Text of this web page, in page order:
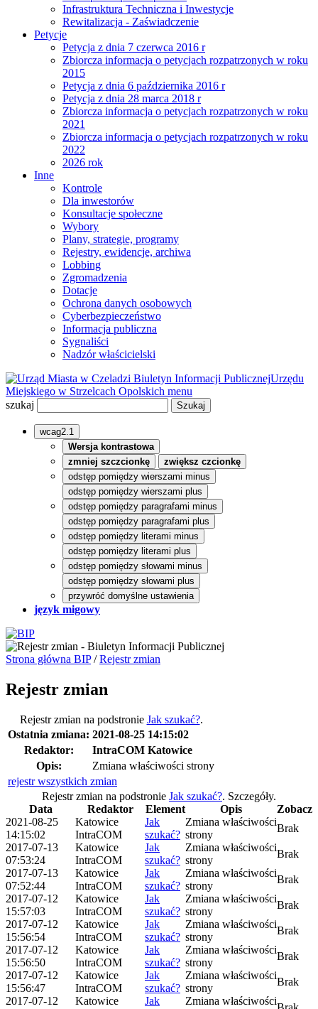
Infrastruktura Techniczna i Inwestycje
Rewitalizacja - Zaświadczenie
Petycje
Petycja z dnia 7 czerwca 2016 r
Zbiorcza informacja o petycjach rozpatrzonych w roku
2015
Petycja z dnia 6 października 2016 r
Petycja z dnia 28 marca 2018 r
Zbiorcza informacja o petycjach rozpatrzonych w roku
2021
Zbiorcza informacja o petycjach rozpatrzonych w roku
2022
2026 rok
Inne
Kontrole
Dla inwestorów
Konsultacje społeczne
Wybory
Plany, strategie, programy
Rejestry, ewidencje, archiwa
Lobbing
Zgromadzenia
Dotacje
Ochrona danych osobowych
Cyberbezpieczeństwo
Informacja publiczna
Sygnaliści
Nadzór właścicielski
Biuletyn Informacji PublicznejUrzędu
Miejskiego w Strzelcach Opolskich menu
szukaj
wcag2.1
Wersja kontrastowa
zmniej szczcionkę
zwiększ czcionkę
odstęp pomiędzy wierszami minus
odstęp pomiędzy wierszami plus
odstęp pomiędzy paragrafami minus
odstęp pomiędzy paragrafami plus
odstęp pomiędzy literami minus
odstęp pomiędzy literami plus
odstęp pomiędzy słowami minus
odstęp pomiędzy słowami plus
przywróć domyślne ustawienia
język migowy
Strona główna BIP/Rejestr zmian
Rejestr zmian
Rejestr zmian na podstronie Jak szukać?.
Ostatnia zmiana: 2021-08-25 14:15:02
Redaktor:
IntraCOM Katowice
Opis:
Zmiana właściwości strony
rejestr wszystkich zmian
Rejestr zmian na podstronie Jak szukać?. Szczegóły.
Data
Redaktor Element Opis
Zobacz
2021-08-25
14:15:02
Katowice
IntraCOM
Jak
szukać?
Zmiana właściwości
strony
Brak
2017-07-13
07:53:24
Katowice
IntraCOM
Jak
szukać?
Zmiana właściwości
strony
Brak
2017-07-13
07:52:44
Katowice
IntraCOM
Jak
szukać?
Zmiana właściwości
strony
Brak
2017-07-12
15:57:03
Katowice
IntraCOM
Jak
szukać?
Zmiana właściwości
strony
Brak
2017-07-12
15:56:54
Katowice
IntraCOM
Jak
szukać?
Zmiana właściwości
strony
Brak
2017-07-12
15:56:50
Katowice
IntraCOM
Jak
szukać?
Zmiana właściwości
strony
Brak
2017-07-12
15:56:47
Katowice
IntraCOM
Jak
szukać?
Zmiana właściwości
strony
Brak
2017-07-12
Katowice
Jak
Zmiana właściwości